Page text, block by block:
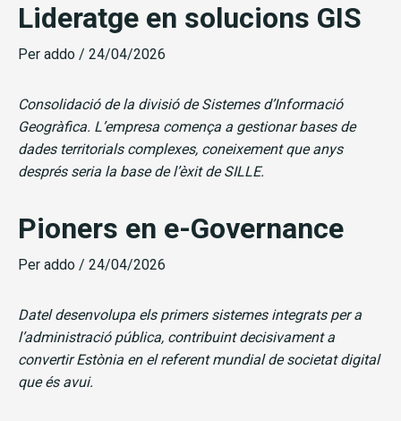
Lideratge en solucions GIS
Per addo / 24/04/2026
Consolidació de la divisió de Sistemes d’Informació
Geogràfica. L’empresa comença a gestionar bases de
dades territorials complexes, coneixement que anys
després seria la base de l’èxit de SILLE.
Pioners en e-Governance
Per addo / 24/04/2026
Datel desenvolupa els primers sistemes integrats per a
l’administració pública, contribuint decisivament a
convertir Estònia en el referent mundial de societat digital
que és avui.